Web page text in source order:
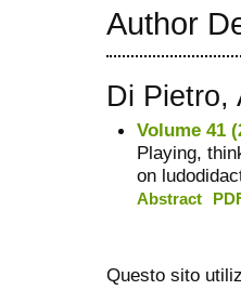
Author
Di Pietro,
Volume 41
Playing,
on
Abstract
Questo sito